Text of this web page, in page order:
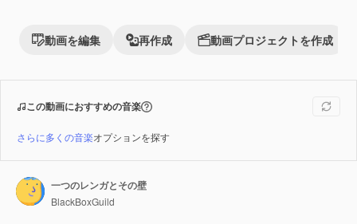
動画を編集 再作成 動画プロジェクトを作成
この動画におすすめの音楽
さらに多くの音楽オプションを探す
一つのレンガとその壁
BlackBoxGuild